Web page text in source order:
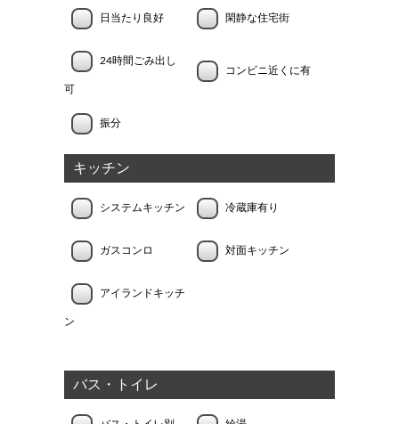
日当たり良好 閑静な住宅街
24時間ごみ出し
可
コンビニ近くに有
振分
キッチン
システムキッチン 冷蔵庫有り
ガスコンロ 対面キッチン
アイランドキッチ
ン
バス・トイレ